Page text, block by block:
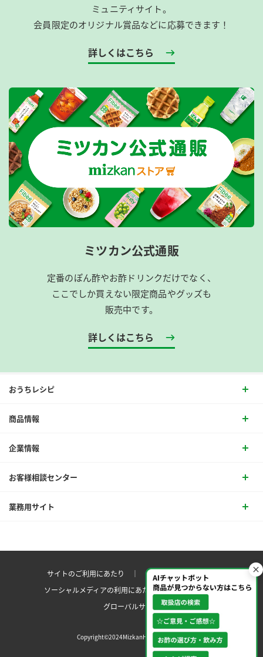
ミュニティサイト。
会員限定のオリジナル賞品などに応募できます！
詳しくはこちら
ミツカン公式通販
定番のぽん酢やお酢ドリンクだけでなく、
ここでしか買えない限定商品やグッズも
販売中です。
詳しくはこちら
おうちレシピ
商品情報
企業情報
お客様相談センター
業務用サイト
サイトのご利用にあたり ｜プライバシーポリシー
ソーシャルメディアの利用にあたりサイトマップ ｜
グローバルサイト
Copyright©2024MizkanHoldingsCo.Ltd.